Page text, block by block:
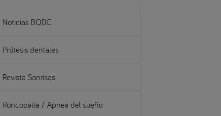
Noticias BQDC
Prótesis dentales
Revista Sonrisas
Roncopatía / Apnea del sueño